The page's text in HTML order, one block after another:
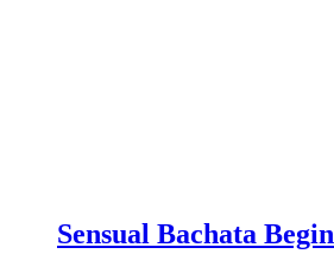
Sensual Bachata